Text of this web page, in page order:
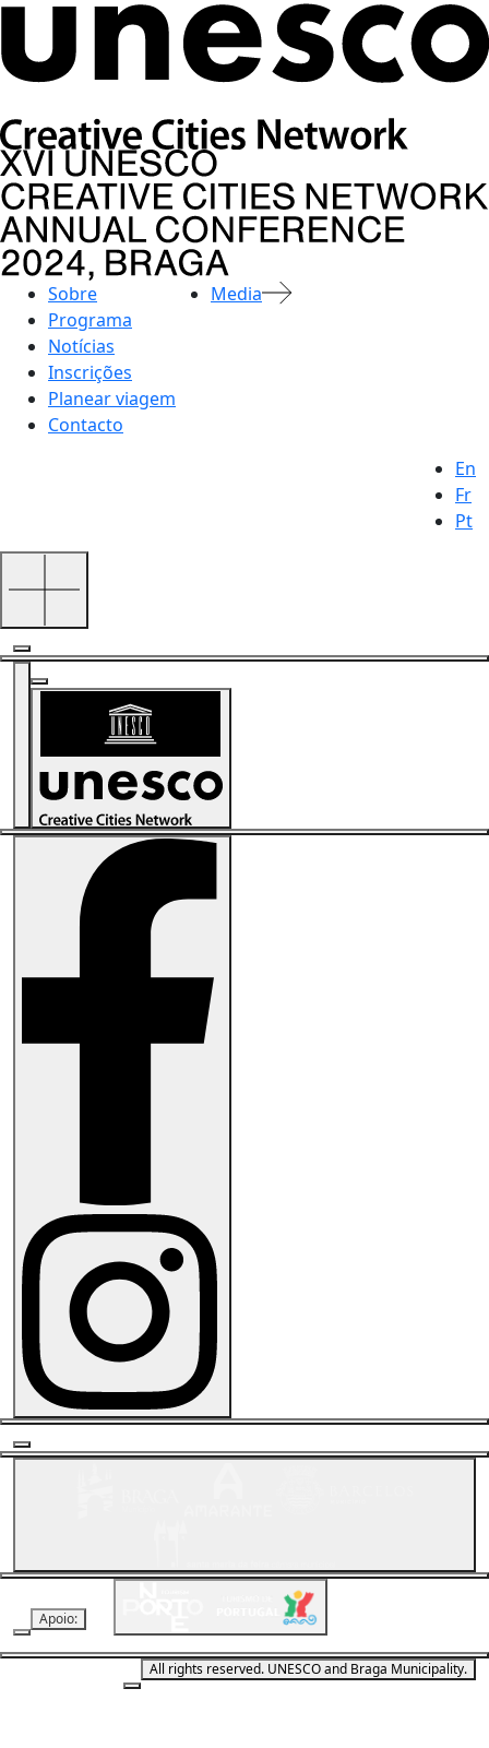
Sobre
Programa
Notícias
Inscrições
Planear viagem
Contacto
Media
En
Fr
Pt
Apoio:
All rights reserved. UNESCO and Braga Municipality.